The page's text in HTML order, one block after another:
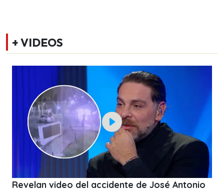
+ VIDEOS
Revelan video del accidente de José Antonio